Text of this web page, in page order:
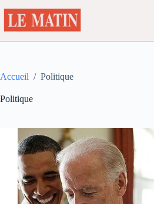
au
contenu
Accueil / Politique
Politique